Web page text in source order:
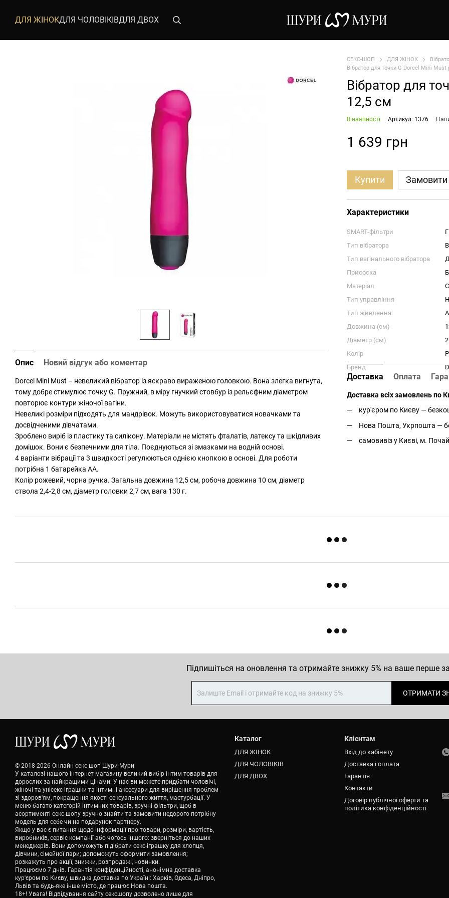
ДЛЯ ЖІНОКДЛЯ ЧОЛОВІКІВДЛЯ ДВОХ
Опис Новий відгук або коментар
Dorcel Mini Must – невеликий вібратор із яскраво вираженою головкою. Вона злегка вигнута,
тому добре стимулює точку G. Пружний, в міру гнучкий стовбур із рельєфним діаметром
повторює контури жіночої вагіни.
Невеликі розміри підходять для мандрівок. Можуть використовуватися новачками та
досвідченими дівчатами.
Зроблено виріб із пластику та силікону. Матеріали не містять фталатів, латексу та шкідливих
домішок. Вони є безпечними для тіла. Поєднуються зі змазками на водній основі.
4 варіанти вібрації та 3 швидкості регулюються однією кнопкою в основі. Для роботи
потрібна 1 батарейка АА.
Колір рожевий, чорна ручка. Загальна довжина 12,5 см, робоча довжина 10 см, діаметр
ствола 2,4-2,8 см, діаметр головки 2,7 см, вага 130 г.
СЕКС-ШОП ДЛЯ ЖІНОК
Вібратор для точки G Dorcel Mini
Вібратор для
12,5 см
В наявності Артикул: 1376
1 639 грн
Купити
Характеристики
SMART-фільтри
Тип вібратора
Тип вагінального вібратора
Присоска
Матеріал
Тип управління
Тип живлення
Довжина (см)
Діаметр (см)
Колір
Бренд
Доставка Оплата
Доставка всіх замовлень по
кур'єром по Києву —
Нова Пошта, Укрпошта —
самовивіз у Києві, м.
Підпишіться на оновлення та отримайте знижку 5% на ваше перше
ОТРИМАТИ
© 2018-2026 Онлайн секс-шоп Шури-Мури
У каталозі нашого інтернет-магазину великий вибір інтим-товарів для
дорослих за найкращими цінами. У нас ви можете придбати чоловічі,
жіночі та унісекс-іграшки та інтимні аксесуари для вирішення проблем
зі здоров'ям, покращення якості сексуального життя, мастурбації. У
меню багато категорій інтимних товарів, зручні фільтри, щоб в
асортименті секс-шопу зручно знайти та замовити недорого потрібну
модель для себе чи на подарунок партнеру.
Якщо у вас є питання щодо інформації про товари, розміри, вартість,
виробників, сервіс компанії або чогось іншого: зверніться до наших
менеджерів. Вони допоможуть підібрати секс-іграшку для хлопця,
дівчини, сімейної пари; допоможуть оформити замовлення;
розкажуть про акції, знижки, розпродажі, новинки.
Працюємо 7 днів. Гарантія конфіденційності, анонімна доставка
кур'єром по Києву, швидка доставка по Україні: Харків, Одеса, Дніпро,
Львів та будь-яке інше місто, де працює Нова пошта.
18+! Увага! Відвідування сайту сексшопу дозволено лише для
Каталог
ДЛЯ ЖІНОК
ДЛЯ ЧОЛОВІКІВ
ДЛЯ ДВОХ
Клієнтам
Вхід до кабінету
Доставка і оплата
Гарантія
Контакти
Договір публічної оферти та
політика конфіденційності